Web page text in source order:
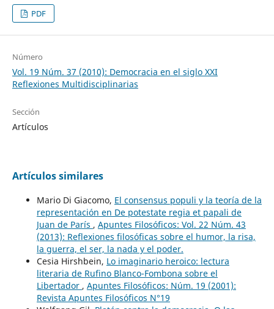
PDF
Número
Vol. 19 Núm. 37 (2010): Democracia en el siglo XXI
Reflexiones Multidisciplinarias
Sección
Artículos
Artículos similares
Mario Di Giacomo, El consensus populi y la teoría de la
representación en De potestate regia et papali de
Juan de París , Apuntes Filosóficos: Vol. 22 Núm. 43
(2013): Reflexiones filosóficas sobre el humor, la risa,
la guerra, el ser, la nada y el poder.
Cesia Hirshbein, Lo imaginario heroico: lectura
literaria de Rufino Blanco-Fombona sobre el
Libertador , Apuntes Filosóficos: Núm. 19 (2001):
Revista Apuntes Filosóficos N°19